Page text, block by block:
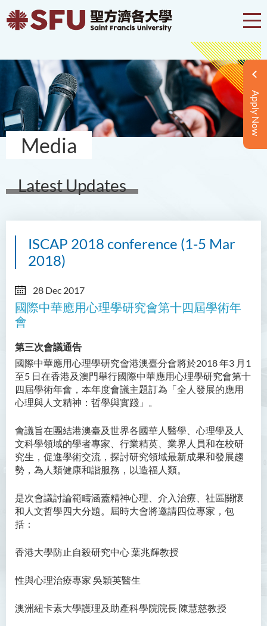
Apply Now
Media
Latest Updates
ISCAP 2018 conference (1-5 Mar
2018)
28 Dec 2017
國際中華應用心理學研究會第十四屆學術年
會
第三次會議通告
國際中華應用心理學研究會港澳臺分會將於2018 年3 月1
至5 日在香港及澳門舉行國際中華應用心理學研究會第十
四屆學術年會，本年度會議主題訂為「全人發展的應用
心理與人文精神：哲學與實踐」。
會議旨在團結港澳臺及世界各國華人醫學、心理學及人
文科學領域的學者專家、行業精英、業界人員和在校研
究生，促進學術交流，探討研究領域最新成果和發展趨
勢，為人類健康和諧服務，以造福人類。
是次會議討論範疇涵蓋精神心理、介入治療、社區關懷
和人文哲學四大分題。屆時大會將邀請四位專家，包
括：
香港大學防止自殺研究中心 葉兆輝教授
性與心理治療專家 吳穎英醫生
澳洲紐卡素大學護理及助產科學院院長 陳慧慈教授